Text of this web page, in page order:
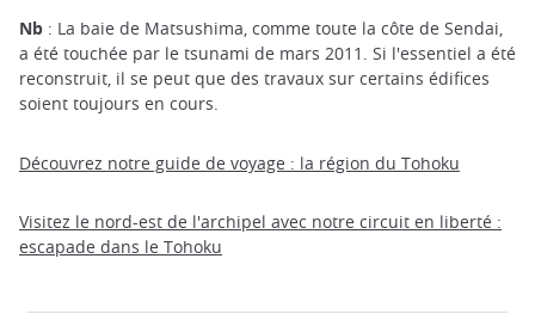
Nb : La baie de Matsushima, comme toute la côte de Sendai,
a été touchée par le tsunami de mars 2011. Si l'essentiel a été
reconstruit, il se peut que des travaux sur certains édifices
soient toujours en cours.
Découvrez notre guide de voyage : la région du Tohoku
Visitez le nord-est de l'archipel avec notre circuit en liberté :
escapade dans le Tohoku